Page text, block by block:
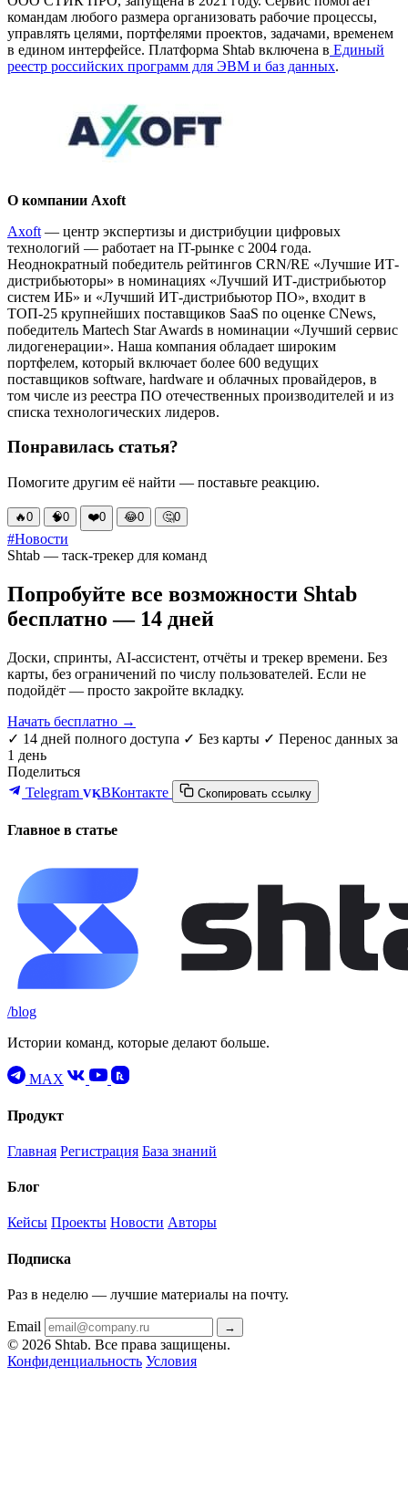
командам любого размера организовать рабочие процессы,
управлять целями, портфелями проектов, задачами, временем
в едином интерфейсе. Платформа Shtab включена в Единый
реестр российских программ для ЭВМ и баз данных.
О компании Axoft
Axoft — центр экспертизы и дистрибуции цифровых
технологий — работает на IT-рынке с 2004 года.
Неоднократный победитель рейтингов CRN/RE «Лучшие ИТ-
дистрибьюторы» в номинациях «Лучший ИТ-дистрибьютор
систем ИБ» и «Лучший ИТ-дистрибьютор ПО», входит в
ТОП-25 крупнейших поставщиков SaaS по оценке CNews,
победитель Martech Star Awards в номинации «Лучший сервис
лидогенерации». Наша компания обладает широким
портфелем, который включает более 600 ведущих
поставщиков software, hardware и облачных провайдеров, в
том числе из реестра ПО отечественных производителей и из
списка технологических лидеров.
Понравилась статья?
Помогите другим её найти — поставьте реакцию.
🔥0 🧠0 ❤️0 😂0 🤔0
#Новости
Shtab — таск-трекер для команд
Попробуйте все возможности Shtab
бесплатно — 14 дней
Доски, спринты, AI-ассистент, отчёты и трекер времени. Без
карты, без ограничений по числу пользователей. Если не
подойдёт — просто закройте вкладку.
Начать бесплатно →
✓ 14 дней полного доступа ✓ Без карты ✓ Перенос данных за
1 день
Поделиться
Telegram VKВКонтакте Скопировать ссылку
Главное в статье
/blog
Истории команд, которые делают больше.
MAX
Продукт
Главная Регистрация База знаний
Блог
Кейсы Проекты Новости Авторы
Подписка
Раз в неделю — лучшие материалы на почту.
Email →
© 2026 Shtab. Все права защищены.
Конфиденциальность Условия